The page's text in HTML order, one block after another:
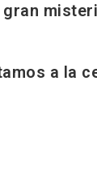
a la